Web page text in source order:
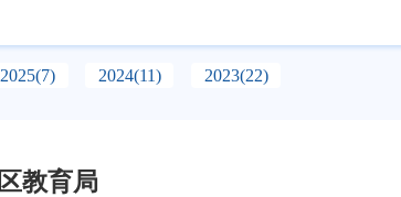
2025(7) 2024(11) 2023(22)
区教育局